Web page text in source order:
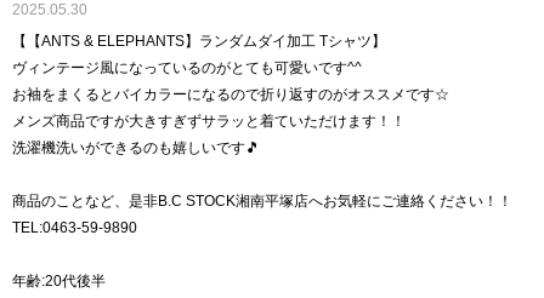
2025.05.30
【【ANTS & ELEPHANTS】ランダムダイ加工 Tシャツ】
ヴィンテージ風になっているのがとても可愛いです^^
お袖をまくるとバイカラーになるので折り返すのがオススメです☆
メンズ商品ですが大きすぎずサラッと着ていただけます！！
洗濯機洗いができるのも嬉しいです🎵
商品のことなど、是非B.C STOCK湘南平塚店へお気軽にご連絡ください！！
TEL:0463-59-9890
年齢:20代後半